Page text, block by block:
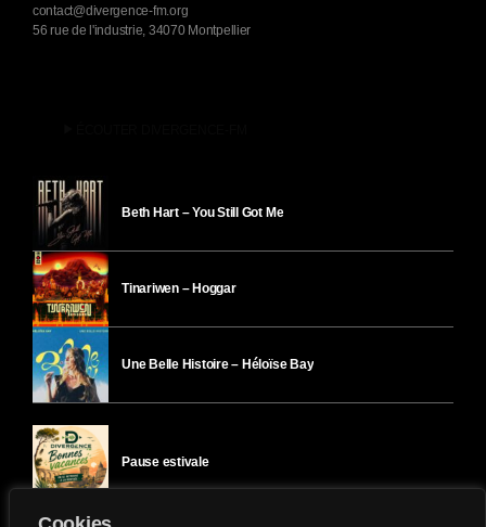
contact@divergence-fm.org
56 rue de l'industrie, 34070 Montpellier
Beth Hart – You Still Got Me
Tinariwen – Hoggar
Une Belle Histoire – Héloïse Bay
Pause estivale